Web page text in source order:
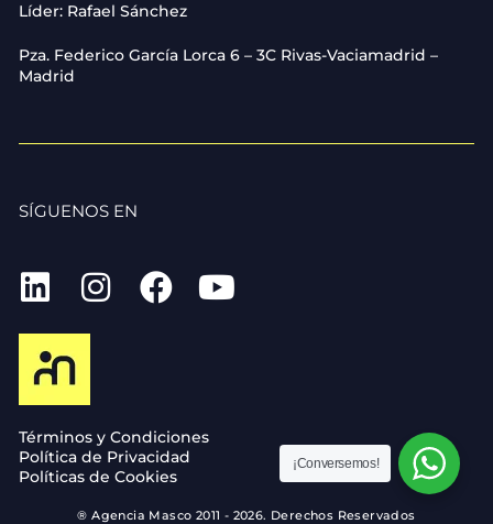
Líder: Rafael Sánchez
Pza. Federico García Lorca 6 – 3C Rivas-Vaciamadrid –
Madrid
SÍGUENOS EN
Términos y Condiciones
Política de Privacidad
Políticas de Cookies
® Agencia Masco 2011 - 2026. Derechos Reservados
¡Conversemos!